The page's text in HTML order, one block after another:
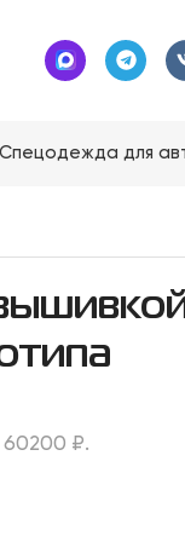
Спецодежда для
60200 ₽.